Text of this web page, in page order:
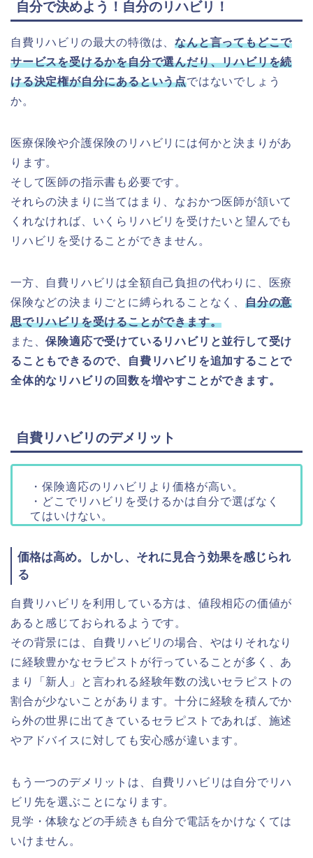
自分で決めよう！自分のリハビリ！
自費リハビリの最大の特徴は、なんと言ってもどこで
サービスを受けるかを自分で選んだり、リハビリを続
ける決定権が自分にあるという点ではないでしょう
か。
医療保険や介護保険のリハビリには何かと決まりがあ
ります。
そして医師の指示書も必要です。
それらの決まりに当てはまり、なおかつ医師が頷いて
くれなければ、いくらリハビリを受けたいと望んでも
リハビリを受けることができません。
一方、自費リハビリは全額自己負担の代わりに、医療
保険などの決まりごとに縛られることなく、 自分の意
思でリハビリを受けることができます。
また、保険適応で受けているリハビリと並行して受け
ることもできるので、自費リハビリを追加することで
全体的なリハビリの回数を増やすことができます。
自費リハビリのデメリット
・保険適応のリハビリより価格が高い。
・どこでリハビリを受けるかは自分で選ばなく
てはいけない。
価格は高め。しかし、それに見合う効果を感じられ
る
自費リハビリを利用している方は、値段相応の価値が
あると感じておられるようです。
その背景には、自費リハビリの場合、やはりそれなり
に経験豊かなセラピストが行っていることが多く、あ
まり「新人」と言われる経験年数の浅いセラピストの
割合が少ないことがあります。十分に経験を積んでか
ら外の世界に出てきているセラピストであれば、施述
やアドバイスに対しても安心感が違います。
もう一つのデメリットは、自費リハビリは自分でリハ
ビリ先を選ぶことになります。
見学・体験などの手続きも自分で電話をかけなくては
いけません。